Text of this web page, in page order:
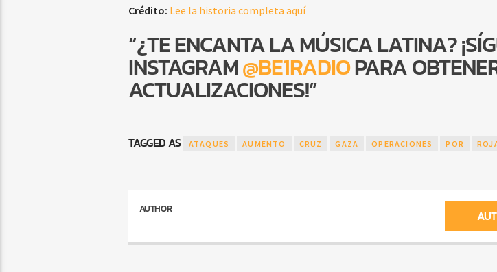
Crédito: Lee la historia completa aquí
“¿TE ENCANTA LA MÚSICA LATINA?
INSTAGRAM@BE1RADIOPARA
ACTUALIZACIONES!”
TAGGED AS ATAQUES AUMENTO CRUZ GAZA OPERACIONES POR
AUTHOR